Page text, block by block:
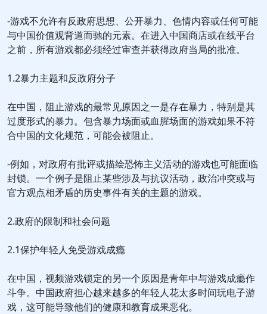
-游戏不允许有反政府思想、公开暴力、色情内容或任何可能
与中国价值观背道而驰的元素。在进入中国商店或在线平台
之前，所有游戏都必须经过审查并获得政府当局的批准。
1.2暴力主题和反政府分子
在中国，阻止游戏的最常见原因之一是存在暴力，特别是其
过度形式的暴力。包含暴力场面或血腥场面的游戏如果不符
合中国的文化规范，可能会被阻止。
-例如，对政府有批评或描绘恐怖主义活动的游戏也可能面临
封锁。一个例子是阻止某些涉及与抗议活动，政治冲突或与
官方观点相矛盾的历史事件有关的主题的游戏。
2.政府的限制和社会问题
2.1保护年轻人免受游戏成瘾
在中国，视频游戏锁定的另一个原因是青年中与游戏成瘾作
斗争。中国政府担心越来越多的年轻人花太多时间玩电子游
戏，这可能导致他们的健康和教育成果恶化。